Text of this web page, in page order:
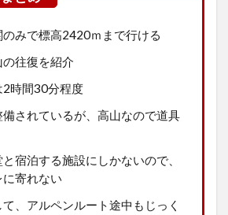
みで標高2420ｍまで行ける
往復を紹介
時間30分程度
備されているが、高山なので道具
と宿泊する施設にしかないので、
寄れない
、アルペンルート途中もじっく